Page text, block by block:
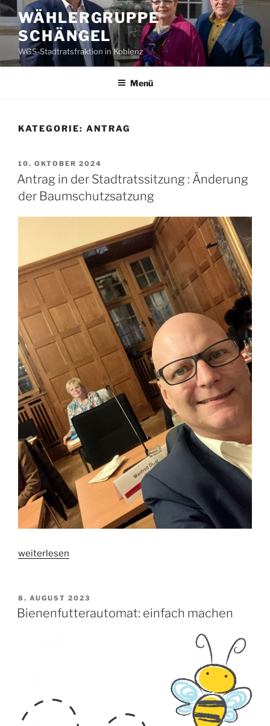
Zum
Inhalt
springen
WÄHLERGRUPPE
SCHÄNGEL
WGS-Stadtratsfraktion in Koblenz
Menü
KATEGORIE: ANTRAG
VERÖFFENTLICHT
AM
10. OKTOBER 2024
Antrag in der Stadtratssitzung : Änderung
der Baumschutzsatzung
„Antrag
Stadtratssitzung
:
weiterlesen
VERÖFFENTLICHT
AM
8. AUGUST 2023
Bienenfutterautomat: einfach machen